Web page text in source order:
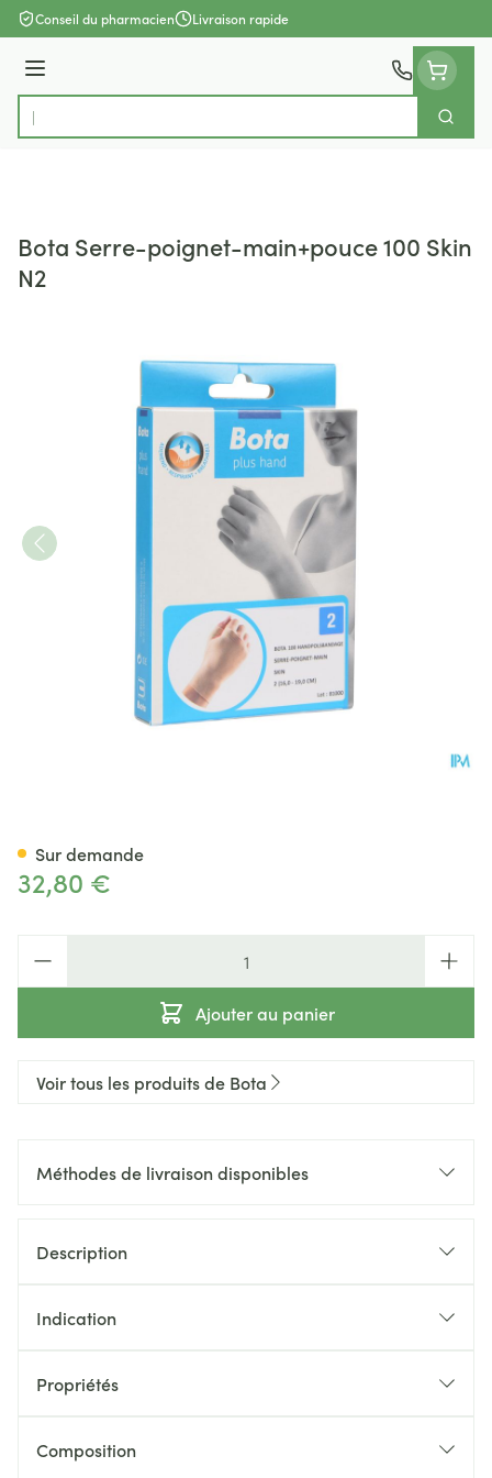
Aller au contenu
Conseil du pharmacien Livraison rapide
Menu
Rechercher
Bota Serre-poignet-main+pouce 100 Skin
N2
32,80 €
Ajouter au panier
Sur demande
Voir tous les produits de Bota
Méthodes de livraison disponibles
Description
Indication
Propriétés
Composition